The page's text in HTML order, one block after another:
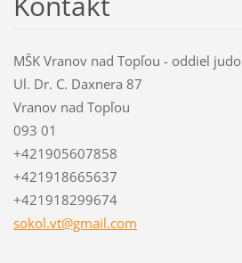
MŠK Vranov nad Topľou - oddiel judo
Ul. Dr. C. Daxnera 87
Vranov nad Topľou
093 01
+421905607858
+421918665637
+421918299674
sokol.vt@gmail.com